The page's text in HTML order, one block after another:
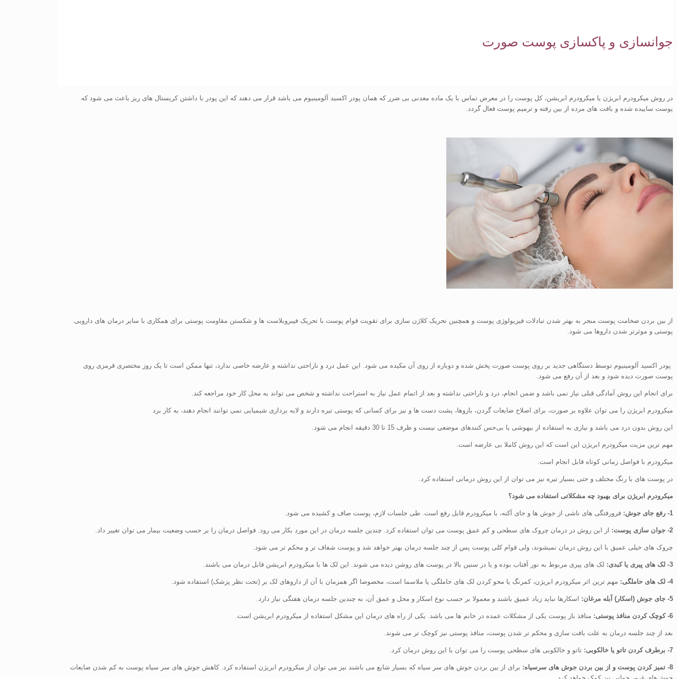
جوانسازی و پاکسازی پوست صورت
در روش میکرودرم ابریژن یا میکرودرم ابریشن، کل پوست را در معرض تماس با یک ماده معدنی بی ضرر که همان پودر اکسید آلومینیوم می باشد قرار می دهند که این پودر با داشتن کریستال های ریز باعث می شود که
پوست ساییده شده و بافت های مرده از بین رفته و ترمیم پوست فعال گردد.
از بین بردن ضخامت پوست منجر به بهتر شدن تبادلات فیزیولوژی پوست و همچنین تحریک کلاژن سازی برای تقویت قوام پوست با تحریک فیبروبلاست ها و شکستن مقاومت پوستی برای همکاری با سایر درمان های دارویی
پوستی و موثرتر شدن داروها می شود.
پودر اکسید آلومینیوم توسط دستگاهی جدید بر روی پوست صورت پخش شده و دوباره از روی آن مکیده می شود. این عمل درد و ناراحتی نداشته و عارضه خاصی ندارد، تنها ممکن است تا یک روز مختصری قرمزی روی
پوست صورت دیده شود و بعد از آن رفع می شود.
برای انجام این روش آمادگی قبلی نیاز نمی باشد و ضمن انجام، درد و ناراحتی نداشته و بعد از اتمام عمل نیاز به استراحت نداشته و شخص می تواند به محل کار خود مراجعه کند.
میکرودرم ابریژن را می توان علاوه بر صورت، برای اصلاح ضایعات گردن، بازوها، پشت دست ها و نیز برای کسانی که پوستی تیره دارند و لایه برداری شیمیایی نمی توانند انجام دهند، به کار برد
این روش بدون درد می باشد و نیازی به استفاده از بیهوشی یا بی‌حس کنندهای موضعی نیست و ظرف 15 تا 30 دقیقه انجام می شود.
مهم ترین مزیت میکرودرم ابریژن این است که این روش کاملا بی عارضه است.
میکرودرم با فواصل زمانی کوتاه قابل انجام است.
در پوست های با رنگ مختلف و حتی بسیار تیره نیز می توان از این روش درمانی استفاده کرد.
میکرودرم ابریژن برای بهبود چه مشکلاتی استفاده می شود؟
1- رفع جای جوش: فرورفتگی های ناشی از جوش ها و جای آکنه، با میکرودرم قابل رفع است. طی جلسات لازم، پوست صاف و کشیده می شود.
2- جوان سازی پوست: از این روش در درمان چروک های سطحی و کم عمق پوست می توان استفاده کرد. چندین جلسه درمان در این مورد بکار می رود. فواصل درمان را بر حسب وضعیت بیمار می توان تغییر داد.
چروک های خیلی عمیق با این روش درمان نمیشوند، ولی قوام کلی پوست پس از چند جلسه درمان بهتر خواهد شد و پوست شفاف تر و محکم تر می شود.
3- لک های پیری یا کبدی: لک های پیری مربوط به نور آفتاب بوده و یا در سنین بالا در پوست های روشن دیده می شوند. این لک ها با میکرودرم ابریشن قابل درمان می باشند.
4- لک های حاملگی: مهم ترین اثر میکرودرم ابریژن، کمرنگ یا محو کردن لک های حاملگی یا ملاسما است، مخصوصا اگر همزمان با آن از داروهای لک بر (تحت نظر پزشک) استفاده شود.
5- جای جوش (اسکار) آبله مرغان: اسکارها نباید زیاد عمیق باشند و معمولا بر حسب نوع اسکار و محل و عمق آن، به چندین جلسه درمان هفتگی نیاز دارد.
6- کوچک کردن منافذ پوستی: منافذ باز پوست یکی از مشکلات عمده در خانم ها می باشد. یکی از راه های درمان این مشکل استفاده از میکرودرم ابریشن است.
بعد از چند جلسه درمان به علت بافت سازی و محکم تر شدن پوست، منافذ پوستی نیز کوچک تر می شوند.
7- برطرف کردن تاتو یا خالکوبی: تاتو و خالکوبی های سطحی پوست را می توان با این روش درمان کرد.
8- تمیز کردن پوست و از بین بردن جوش های سرسیاه:
برای از بین بردن جوش های سر سیاه که بسیار شایع می باشند نیز می توان از میکرودرم ابریژن استفاده کرد. کاهش جوش های سر سیاه پوست به کم شدن ضایعات